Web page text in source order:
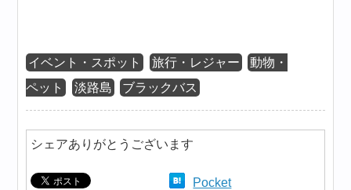
イベント・スポット 旅行・レジャー
動物・
ペット
淡路島 ブラックバス
シェアありがとうございます
Pocket